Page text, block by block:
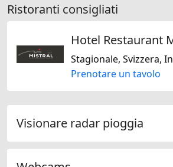
Ristoranti consigliati
Hotel Restaurant
Prenotare un tavolo
Visionare radar pioggia